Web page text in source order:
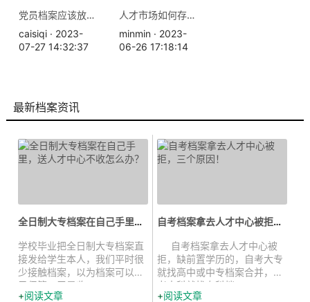
党员档案应该放在哪里，需要什么手续
caisiqi · 2023-
07-27 14:32:37
人才市场如何存放档案？
minmin · 2023-
06-26 17:18:14
最新档案资讯
全日制大专档案在自己手里，送人才...
学校毕业把全日制大专档案直
接发给学生本人，我们平时很
少接触档案，以为档案可以自
己保管，于是收...
阅读文章
自考档案拿去人才中心被拒，三个原...
自考档案拿去人才中心被
拒，缺前置学历的，自考大专
就找高中或中专档案合并，自
考本科就找专科档 ...
阅读文章